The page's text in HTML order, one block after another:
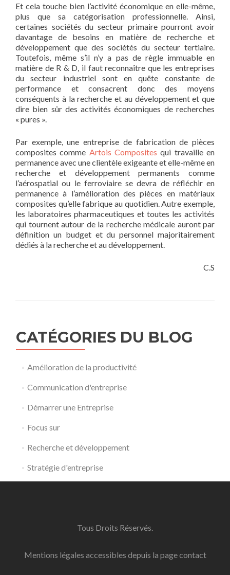
Et cela touche bien l’activité économique en elle-même,
plus que sa catégorisation professionnelle. Ainsi,
certaines sociétés du secteur primaire pourront avoir
davantage de besoins en matière de recherche et
développement que des sociétés du secteur tertiaire.
Toutefois, même s’il n’y a pas de règle immuable en
matière de R & D, il faut reconnaître que les entreprises
du secteur industriel sont en quête constante de
performance et consacrent donc des moyens
conséquents à la recherche et au développement et que
dire bien sûr des activités économiques de recherches
« pures ».
Par exemple, une entreprise de fabrication de pièces
composites comme Artois Composites qui travaille en
permanence avec une clientèle exigeante et elle-même en
recherche et développement permanents comme
l’aérospatial ou le ferroviaire se devra de réfléchir en
permanence à l’amélioration des pièces en matériaux
composites qu’elle fabrique au quotidien. Autre exemple,
les laboratoires pharmaceutiques et toutes les activités
qui tournent autour de la recherche médicale auront par
définition un budget et du personnel majoritairement
dédiés à la recherche et au développement.
C.S
CATÉGORIES DU BLOG
Amélioration de la productivité
Communication d'entreprise
Démarrer une Entreprise
Focus sur
Recherche et développement
Stratégie d'entreprise
Tous Droits Réservés.
Mentions légales accessibles depuis la page contact